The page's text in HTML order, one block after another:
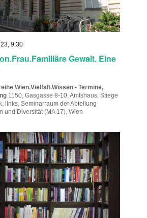
Gewalt. Eine
9:30
Wien.Vielfalt.Wissen - Termine,
1150, Gasgasse 8-10, Amtshaus, Stiege
links, Seminarraum der Abteilung
und Diversität (MA 17), Wien